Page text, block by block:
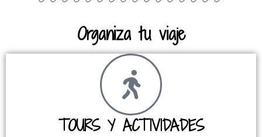
Organiza tu viaje
TOURS Y ACTIVIDADES